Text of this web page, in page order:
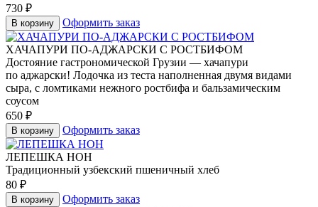
730 ₽
В корзину Оформить заказ
ХАЧАПУРИ ПО-АДЖАРСКИ С РОСТБИФОМ
Достояние гастрономической Грузии — хачапури
по аджарски! Лодочка из теста наполненная двумя видами
сыра, с ломтиками нежного ростбифа и бальзамическим
соусом
650 ₽
В корзину Оформить заказ
ЛЕПЕШКА НОН
Традиционный узбекский пшеничный хлеб
80 ₽
В корзину Оформить заказ